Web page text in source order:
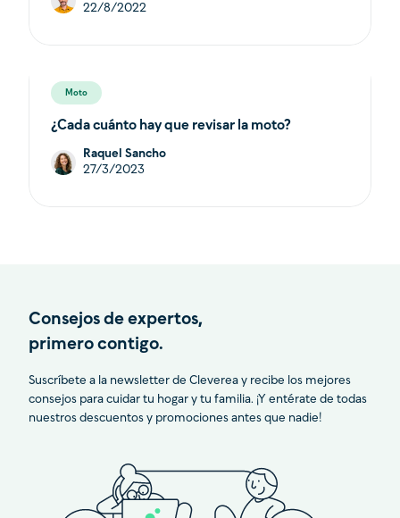
22/8/2022
Moto
¿Cada cuánto hay que revisar la moto?
Raquel Sancho
27/3/2023
Consejos de expertos,
primero contigo.
Suscríbete a la newsletter de Cleverea y recibe los mejores
consejos para cuidar tu hogar y tu familia. ¡Y entérate de todas
nuestros descuentos y promociones antes que nadie!